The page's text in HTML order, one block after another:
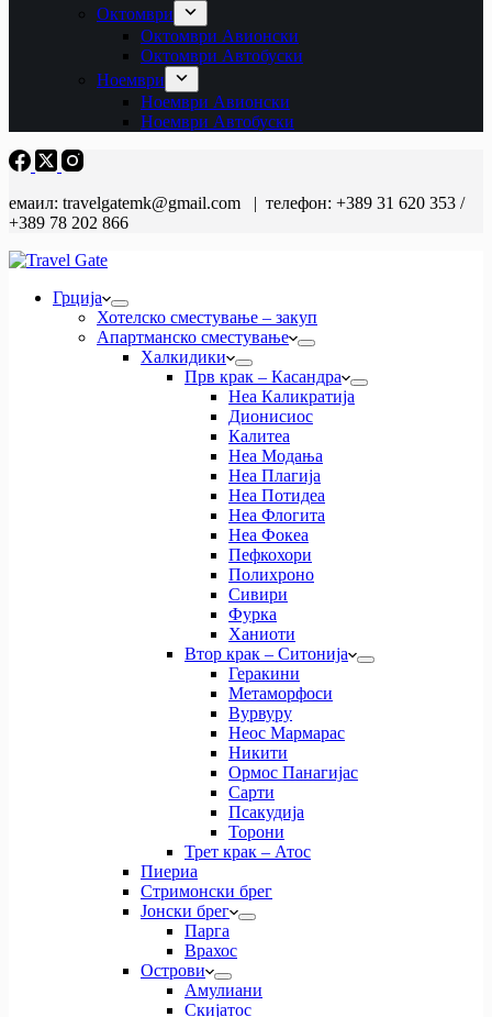
Октомври
Октомври Авионски
Октомври Автобуски
Ноември
Ноември Авионски
Ноември Автобуски
емаил: travelgatemk@gmail.com | телефон: +389 31 620 353 /
+389 78 202 866
Грција
Хотелско сместување – закуп
Апартманско сместување
Халкидики
Прв крак – Касандра
Неа Каликратија
Дионисиос
Калитеа
Неа Модања
Неа Плагија
Неа Потидеа
Неа Флогита
Неа Фокеа
Пефкохори
Полихроно
Сивири
Фурка
Ханиоти
Втор крак – Ситонија
Геракини
Метаморфоси
Вурвуру
Неос Мармарас
Никити
Ормос Панагијас
Сарти
Псакудија
Торони
Трет крак – Атос
Пиериа
Стримонски брег
Јонски брег
Парга
Врахос
Острови
Амулиани
Скијатос